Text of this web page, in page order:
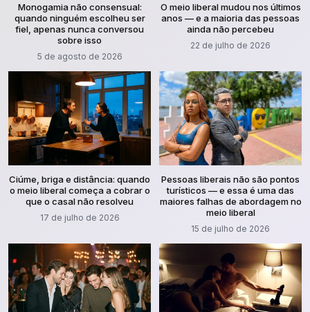
Monogamia não consensual:
quando ninguém escolheu ser
fiel, apenas nunca conversou
sobre isso
5 de agosto de 2026
O meio liberal mudou nos últimos
anos — e a maioria das pessoas
ainda não percebeu
22 de julho de 2026
Ciúme, briga e distância: quando
o meio liberal começa a cobrar o
que o casal não resolveu
17 de julho de 2026
Pessoas liberais não são pontos
turísticos — e essa é uma das
maiores falhas de abordagem no
meio liberal
15 de julho de 2026